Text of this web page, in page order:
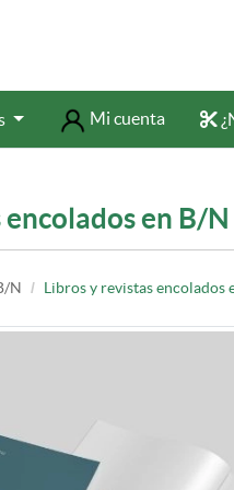
Mi cuenta
en B/N
N Libros y revistas encolados